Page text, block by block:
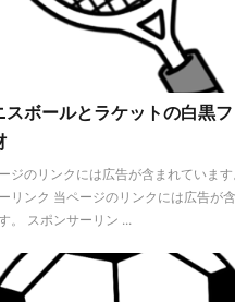
スボールとラケットの白黒
ジのリンクには広告が含まれています
リンク 当ページのリンクには広告が
。 スポンサーリン ...